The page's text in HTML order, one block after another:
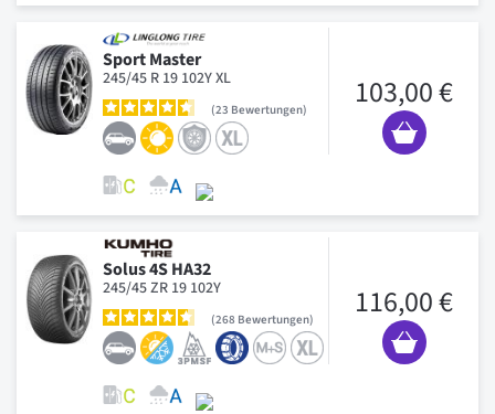
Sport Master
245/45 R 19 102Y XL
23 Bewertungen 103,00 €
Solus 4S HA32
245/45 ZR 19 102Y
268 Bewertungen 116,00 €